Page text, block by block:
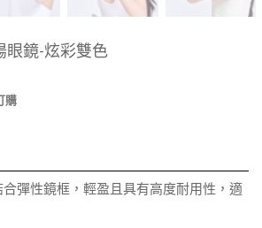
眼鏡-炫彩雙色
購
彈性鏡框，輕盈且具有高度耐用性，適